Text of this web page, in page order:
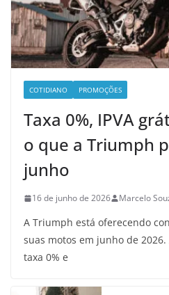
COTIDIANO PROMOÇÕES
Taxa 0%, IPVA
o que a Triumph
junho
16 de junho de 2026 Marcelo
A Triumph está oferecendo
suas motos em junho de
taxa 0% e